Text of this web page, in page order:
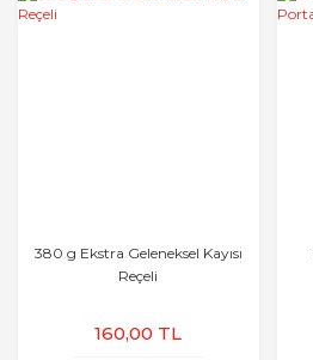
380 g Ekstra Geleneksel Kayısı
Reçeli
160,00 TL